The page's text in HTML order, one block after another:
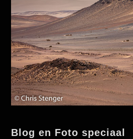
Blog en Foto speciaal